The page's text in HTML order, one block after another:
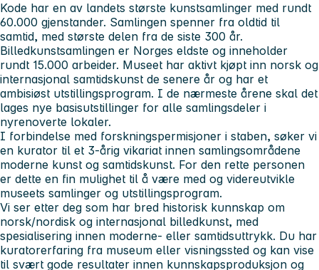
Kode har en av landets største kunstsamlinger med rundt
60.000 gjenstander. Samlingen spenner fra oldtid til
samtid, med største delen fra de siste 300 år.
Billedkunstsamlingen er Norges eldste og inneholder
rundt 15.000 arbeider. Museet har aktivt kjøpt inn norsk og
internasjonal samtidskunst de senere år og har et
ambisiøst utstillingsprogram. I de nærmeste årene skal det
lages nye basisutstillinger for alle samlingsdeler i
nyrenoverte lokaler.
I forbindelse med forskningspermisjoner i staben, søker vi
en kurator til et 3-årig vikariat innen samlingsområdene
moderne kunst og samtidskunst. For den rette personen
er dette en fin mulighet til å være med og videreutvikle
museets samlinger og utstillingsprogram.
Vi ser etter deg som har bred historisk kunnskap om
norsk/nordisk og internasjonal billedkunst, med
spesialisering innen moderne- eller samtidsuttrykk. Du har
kuratorerfaring fra museum eller visningssted og kan vise
til svært gode resultater innen kunnskapsproduksjon og